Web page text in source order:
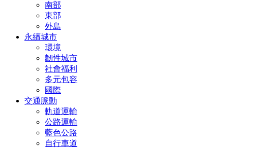
南部
東部
外島
永續城市
環境
韌性城市
社會福利
多元包容
國際
交通脈動
軌道運輸
公路運輸
藍色公路
自行車道